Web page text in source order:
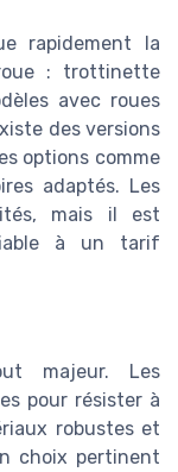
rapidement la
: trottinette
avec roues
des versions
options comme
adaptés. Les
mais il est
à un tarif
majeur. Les
pour résister à
robustes et
choix pertinent